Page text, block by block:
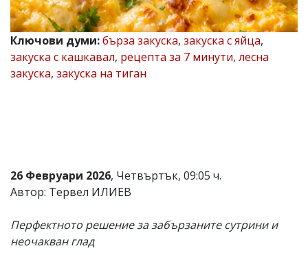
Главен
редактор:
Иван
Колев,
email:
и
редакцията
отговорност
за
Ключови думи:бърза закуска, закуска с яйца,
закуска с кашкавал, рецепта за 7 минути, лесна
закуска, закуска на тиган
26 Февруари 2026, Четвъртък, 09:05 ч.
Автор: Тервел ИЛИЕВ
Перфектното решение за забързаните сутрини и
неочакван глад